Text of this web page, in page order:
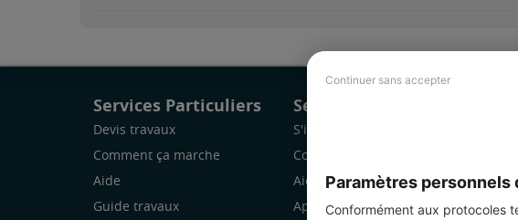
Continuer sans accepter
Paramètres personnels
Conformément aux protocoles
Services Particuliers
Devis travaux
Comment ça marche
Aide
Guide travaux
Services Pro
S'inscrire
Comment ça marche
Aide
Application Mobile